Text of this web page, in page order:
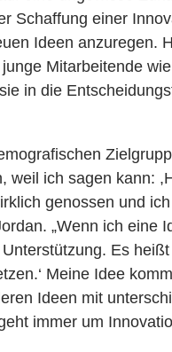
Schaffung einer
Ideen anzuregen.
Mitarbeitende
in die
weil ich sagen kann:
genossen und
„Wenn ich eine
Es
Meine Idee
Ideen mit
immer um